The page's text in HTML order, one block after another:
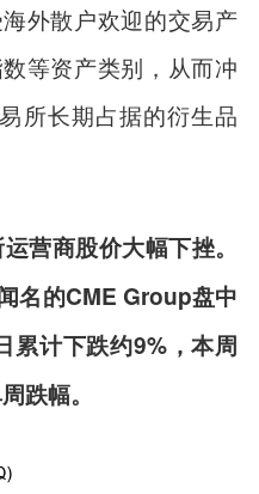
外散户欢迎的交易产
等资产类别，从而冲
所长期占据的衍生品
营商股价大幅下挫。
名的CME Group盘中
累计下跌约9%，本周
跌幅。